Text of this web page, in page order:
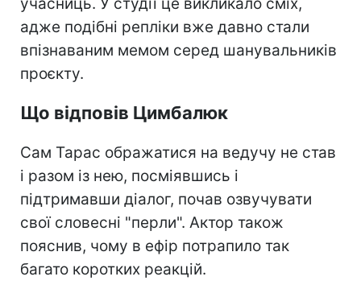
учасниць. У студії це викликало сміх,
адже подібні репліки вже давно стали
впізнаваним мемом серед шанувальників
проєкту.
Що відповів Цимбалюк
Сам Тарас ображатися на ведучу не став
і разом із нею, посміявшись і
підтримавши діалог, почав озвучувати
свої словесні "перли". Актор також
пояснив, чому в ефір потрапило так
багато коротких реакцій.